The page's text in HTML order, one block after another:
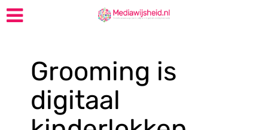
Grooming is
digitaal